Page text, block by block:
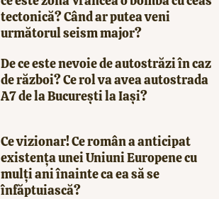
tectonică? Când ar putea veni
următorul seism major?
De ce este nevoie de autostrăzi în caz
de război? Ce rol va avea autostrada
A7 de la București la Iași?
Ce vizionar! Ce român a anticipat
existența unei Uniuni Europene cu
mulți ani înainte ca ea să se
înfăptuiască?